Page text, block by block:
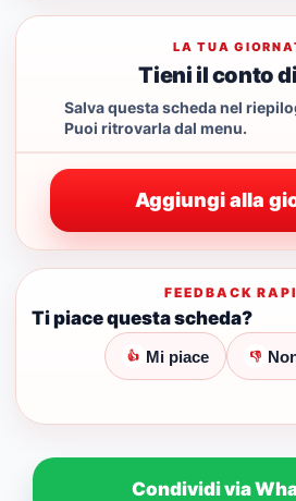
LA TUA
Tieni il conto
Salva questa scheda nel
Puoi ritrovarla dal menu.
Aggiungi alla
FEEDBACK
Ti piace questa scheda?
👍 Mi piace 👎
Condividi via